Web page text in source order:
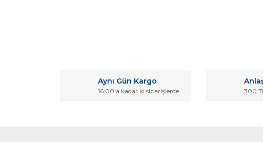
Ürün resmi kalitesiz, bozuk veya görüntülenemiyor.
Aynı Gün Kargo
16:00'a kadar ki siparişlerde 300